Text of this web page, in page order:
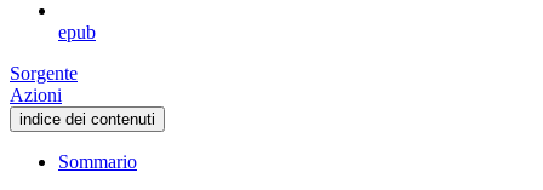
epub
Sorgente
Azioni
indice dei contenuti
Sommario